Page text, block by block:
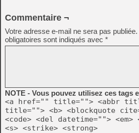
Commentaire ¬
Votre adresse e-mail ne sera pas publiée.
obligatoires sont indiqués avec *
NOTE - Vous pouvez utilisez ces tags
<a href="" title=""> <abbr
title=""> <b> <blockquote
<code> <del datetime="">
<s> <strike> <strong>